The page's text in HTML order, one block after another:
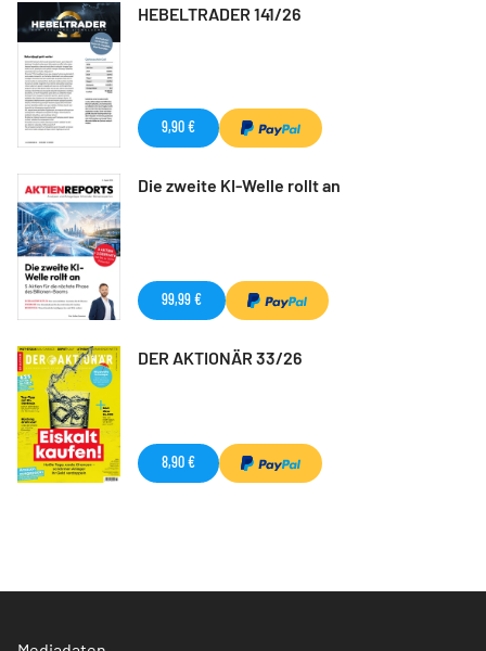
HEBELTRADER 141/26
9,90 €
Die zweite KI-Welle rollt an
99,99 €
DER AKTIONÄR 33/26
8,90 €